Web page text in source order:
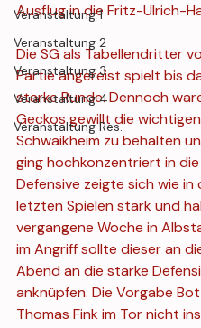
Veranstaltung 1
Veranstaltung 2
Veranstaltung 3
Veranstaltung 4
Veranstaltung Res.
Ausflug in die Fritz-Ulrich-
Die SG als Tabellendritter
Partie angereist spielt bis
starke Runde. Dennoch
Geckos gewillt die
Schwaikheim zu behalten
ging hochkonzentriert in die
Defensive zeigte sich wie in
letzten Spielen stark und
vergangene Woche in
im Angriff sollte dieser an
Abend an die starke
anknüpfen. Die Vorgabe
Thomas Fink im Tor nicht